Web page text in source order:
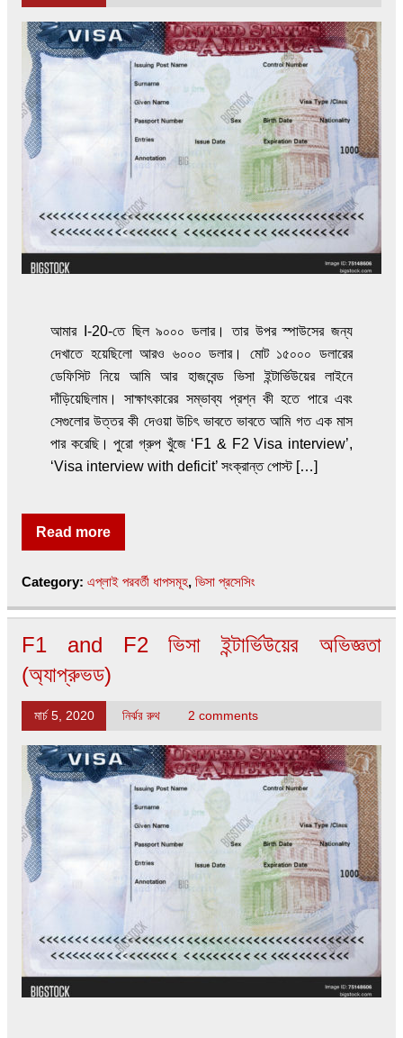
আমার I-20-তে ছিল ৯০০০ ডলার। তার উপর স্পাউসের জন্য
দেখাতে হয়েছিলো আরও ৬০০০ ডলার। মোট ১৫০০০ ডলারের
ডেফিসিট নিয়ে আমি আর হাজবেন্ড ভিসা ইন্টার্ভিউয়ের লাইনে
দাঁড়িয়েছিলাম। সাক্ষাৎকারের সম্ভাব্য প্রশ্ন কী হতে পারে এবং
সেগুলোর উত্তর কী দেওয়া উচিৎ ভাবতে ভাবতে আমি গত এক মাস
পার করেছি। পুরো গ্রুপ খুঁজে ‘F1 & F2 Visa interview’,
‘Visa interview with deficit’ সংক্রান্ত পোস্ট […]
Read more
Category: এপ্লাই পরবর্তী ধাপসমূহ, ভিসা প্রসেসিং
F1 and F2 ভিসা ইন্টার্ভিউয়ের অভিজ্ঞতা
(অ্যাপ্রুভড)
মার্চ 5, 2020 নির্ঝর রুথ 2 comments